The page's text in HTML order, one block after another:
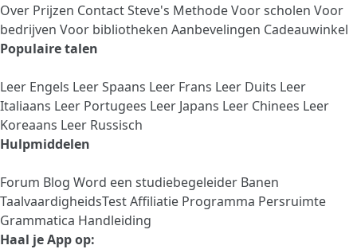
Over Prijzen ContactSteve's MethodeVoor scholen Voor
bedrijven Voor bibliotheken Aanbevelingen Cadeauwinkel
Populaire talen
Leer Engels Leer Spaans Leer Frans Leer Duits Leer
Italiaans Leer Portugees Leer Japans Leer Chinees Leer
Koreaans Leer Russisch
Hulpmiddelen
Forum Blog Word een studiebegeleider Banen
TaalvaardigheidsTestAffiliatie Programma Persruimte
Grammatica Handleiding
Haal je App op: